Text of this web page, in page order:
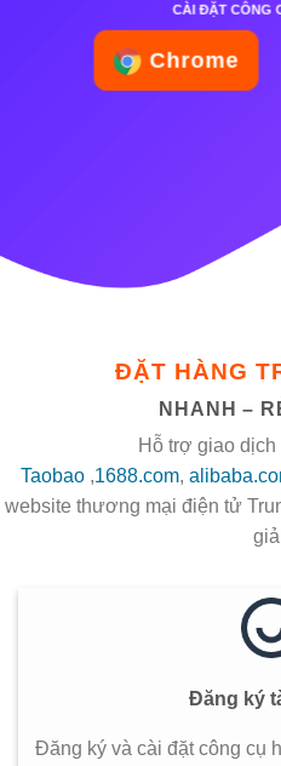
CÀI ĐẶT CÔNG
Chrome
ĐẶT HÀNG
NHANH –
Hỗ trợ giao dịch
Taobao ,1688.com,
website thương mại điện tử
Đăng ký
Đăng ký và cài đặt công cụ